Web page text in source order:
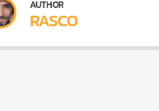
AUTHOR
RASCO